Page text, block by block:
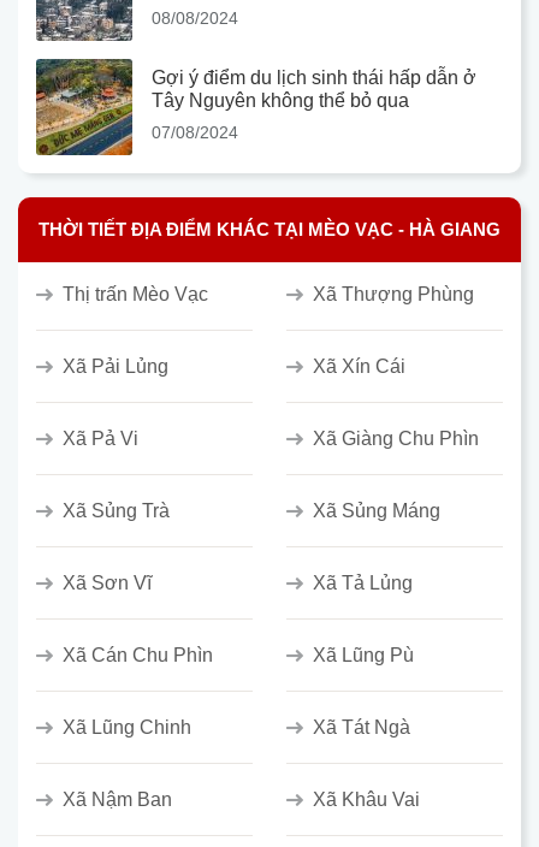
08/08/2024
Gợi ý điểm du lịch sinh thái hấp dẫn ở
Tây Nguyên không thể bỏ qua
07/08/2024
THỜI TIẾT ĐỊA ĐIỂM KHÁC TẠI MÈO VẠC - HÀ GIANG
Thị trấn Mèo Vạc Xã Thượng Phùng
Xã Pải Lủng Xã Xín Cái
Xã Pả Vi Xã Giàng Chu Phìn
Xã Sủng Trà Xã Sủng Máng
Xã Sơn Vĩ Xã Tả Lủng
Xã Cán Chu Phìn Xã Lũng Pù
Xã Lũng Chinh Xã Tát Ngà
Xã Nậm Ban Xã Khâu Vai